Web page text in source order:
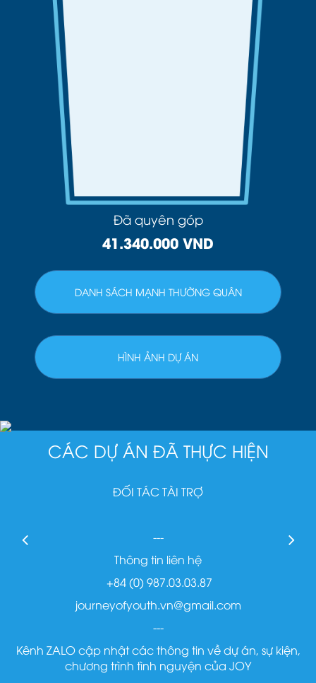
Đã quyên góp
41.340.000 VND
DANH SÁCH MẠNH THƯỜNG QUÂN
HÌNH ẢNH DỰ ÁN
CÁC DỰ ÁN ĐÃ THỰC HIỆN
ĐỐI TÁC TÀI TRỢ
---
Thông tin liên hệ
+84 (0) 987.03.03.87
journeyofyouth.vn@gmail.com
---
Kênh ZALO cập nhật các thông tin về dự án, sự kiện,
chương trình tình nguyện của JOY